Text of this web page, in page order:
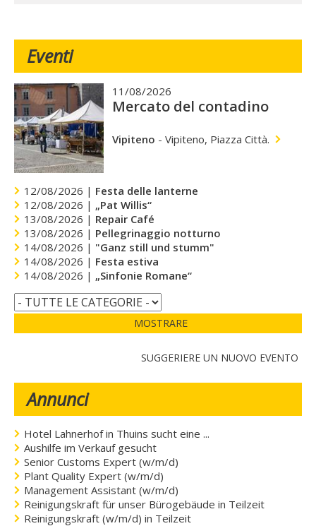
Eventi
11/08/2026
Mercato del contadino
Vipiteno - Vipiteno, Piazza Città.
12/08/2026 | Festa delle lanterne
12/08/2026 | „Pat Willis“
13/08/2026 | Repair Café
13/08/2026 | Pellegrinaggio notturno
14/08/2026 | "Ganz still und stumm"
14/08/2026 | Festa estiva
14/08/2026 | „Sinfonie Romane“
MOSTRARE
SUGGERIERE UN NUOVO EVENTO
Annunci
Hotel Lahnerhof in Thuins sucht eine ...
Aushilfe im Verkauf gesucht
Senior Customs Expert (w/m/d)
Plant Quality Expert (w/m/d)
Management Assistant (w/m/d)
Reinigungskraft für unser Bürogebäude in Teilzeit
Reinigungskraft (w/m/d) in Teilzeit